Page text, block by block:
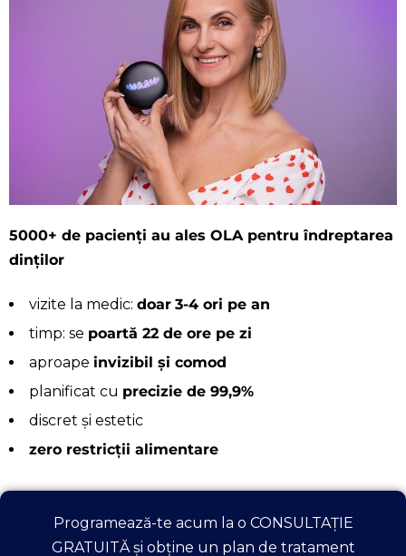
5000+ de pacienți au ales OLA pentru îndreptarea
dinților
vizite la medic: doar 3-4 ori pe an
timp: se poartă 22 de ore pe zi
aproape invizibil și comod
planificat cu precizie de 99,9%
discret și estetic
zero restricții alimentare
Programează-te acum la o CONSULTAȚIE
GRATUITĂ și obține un plan de tratament